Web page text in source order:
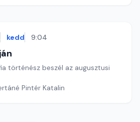
kedd 9:04
történész beszél az augusztusi
Pintér Katalin